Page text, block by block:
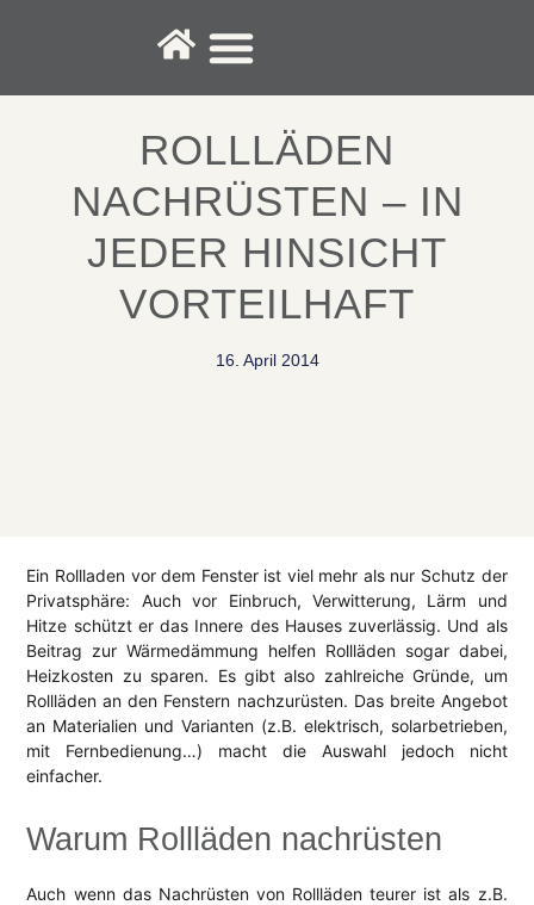
ROLLLÄDEN
NACHRÜSTEN – IN
JEDER HINSICHT
VORTEILHAFT
16. April 2014
Ein Rollladen vor dem Fenster ist viel mehr als nur Schutz der
Privatsphäre: Auch vor Einbruch, Verwitterung, Lärm und
Hitze schützt er das Innere des Hauses zuverlässig. Und als
Beitrag zur Wärmedämmung helfen Rollläden sogar dabei,
Heizkosten zu sparen. Es gibt also zahlreiche Gründe, um
Rollläden an den Fenstern nachzurüsten. Das breite Angebot
an Materialien und Varianten (z.B. elektrisch, solarbetrieben,
mit Fernbedienung…) macht die Auswahl jedoch nicht
einfacher.
Warum Rollläden nachrüsten
Auch wenn das Nachrüsten von Rollläden teurer ist als z.B.